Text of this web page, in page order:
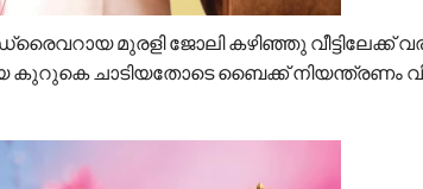
മുരളി ജോലി കഴിഞ്ഞു വീട്ടിലേക്ക്
കുറുകെ ചാടിയതോടെ ബൈക്ക് നിയന്ത്രണം